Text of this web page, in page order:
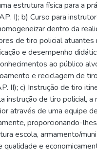
estrutura física para a
І); b) Curso para
dentro da
de tiro policial atuantes
e desempenho
ao público
e reciclagem de
II); c) Instrução de tiro
instrução de tiro policial, a
através de uma equipe
proporcionando-
escola, armamento/
e